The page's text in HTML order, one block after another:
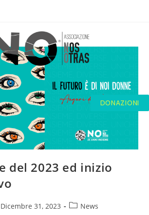
DONAZIONI
del 2023 ed inizio
Dicembre 31, 2023 News